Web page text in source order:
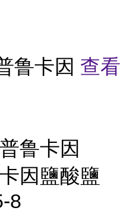
鲁卡因 查看
鲁卡因
因鹽酸鹽
8